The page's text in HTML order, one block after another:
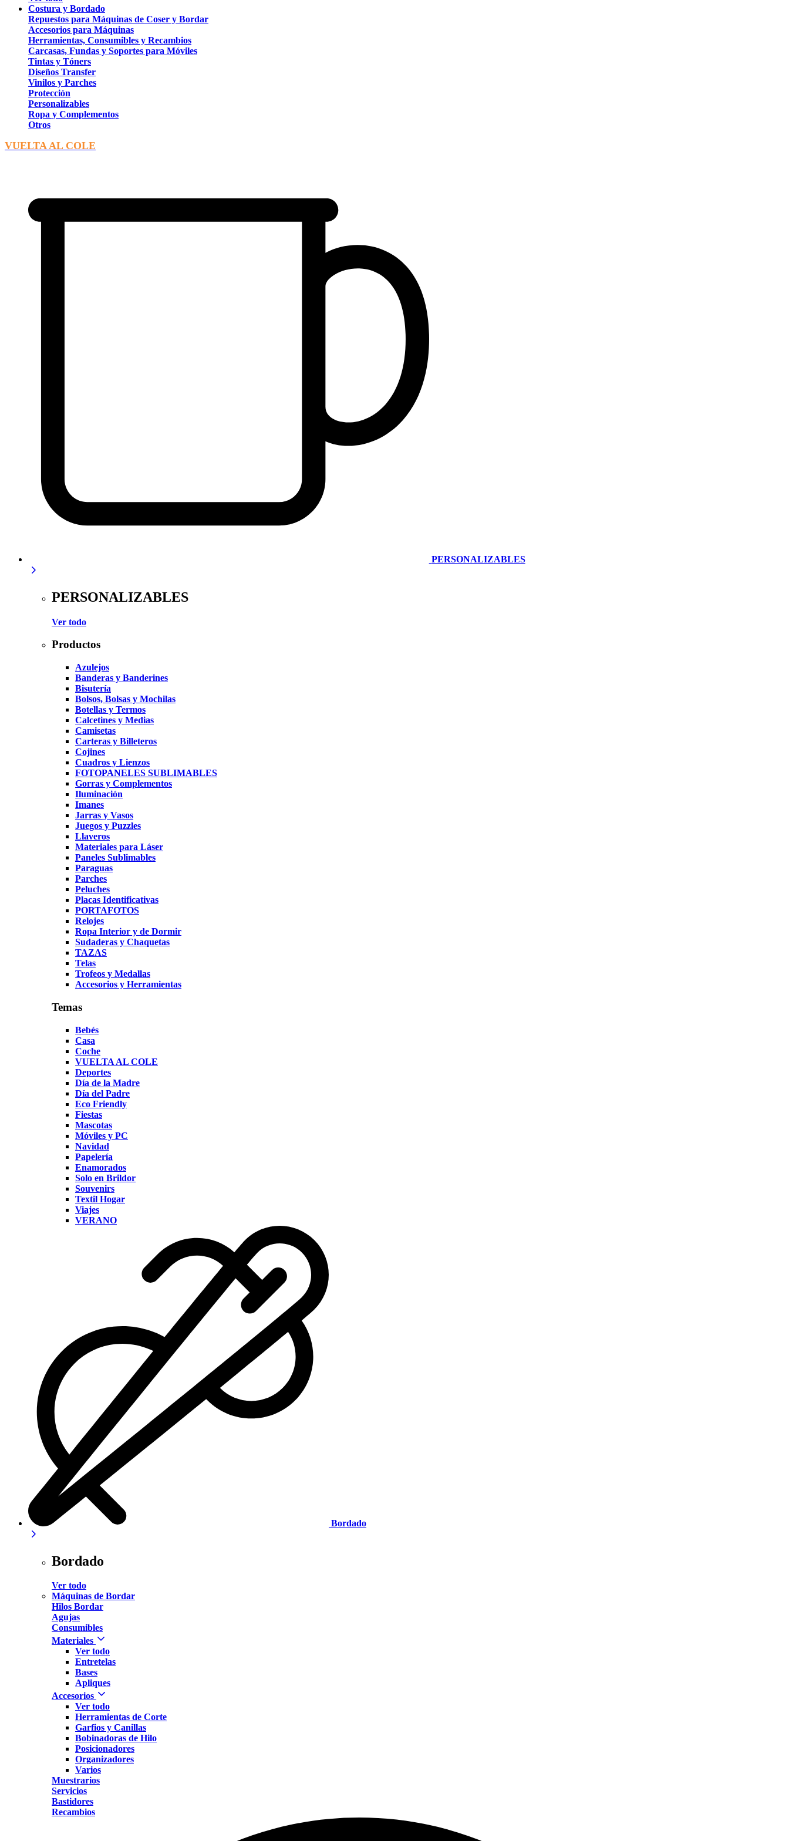
Costura y Bordado
Repuestos para Máquinas de Coser y Bordar
Accesorios para Máquinas
Herramientas, Consumibles y Recambios
Carcasas, Fundas y Soportes para Móviles
Tintas y Tóners
Diseños Transfer
Vinilos y Parches
Protección
Personalizables
Ropa y Complementos
Otros
VUELTA AL COLE
PERSONALIZABLES
PERSONALIZABLES
Ver todo
Productos
Azulejos
Banderas y Banderines
Bisutería
Bolsos, Bolsas y Mochilas
Botellas y Termos
Calcetines y Medias
Camisetas
Carteras y Billeteros
Cojines
Cuadros y Lienzos
FOTOPANELES SUBLIMABLES
Gorras y Complementos
Iluminación
Imanes
Jarras y Vasos
Juegos y Puzzles
Llaveros
Materiales para Láser
Paneles Sublimables
Paraguas
Parches
Peluches
Placas Identificativas
PORTAFOTOS
Relojes
Ropa Interior y de Dormir
Sudaderas y Chaquetas
TAZAS
Telas
Trofeos y Medallas
Accesorios y Herramientas
Temas
Bebés
Casa
Coche
VUELTA AL COLE
Deportes
Día de la Madre
Día del Padre
Eco Friendly
Fiestas
Mascotas
Móviles y PC
Navidad
Papelería
Enamorados
Solo en Brildor
Souvenirs
Textil Hogar
Viajes
VERANO
Bordado
Bordado
Ver todo
Máquinas de Bordar
Hilos Bordar
Agujas
Consumibles
Materiales
Ver todo
Entretelas
Bases
Apliques
Accesorios
Ver todo
Herramientas de Corte
Garfios y Canillas
Bobinadoras de Hilo
Posicionadores
Organizadores
Varios
Muestrarios
Servicios
Bastidores
Recambios